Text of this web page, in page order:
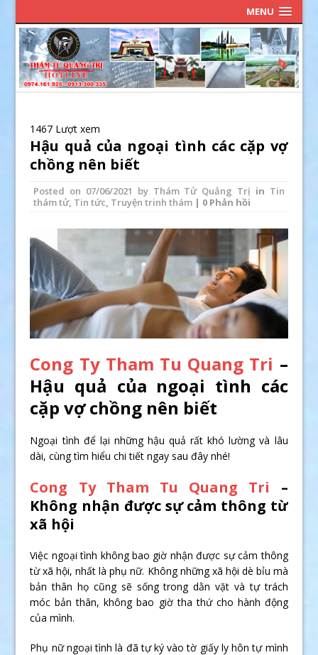
MENU
1467 Lượt xem
Hậu quả của ngoại tình các cặp vợ
chồng nên biết
Posted on 07/06/2021 by Thám Tử Quảng Trị in Tin
thám tử, Tin tức, Truyện trinh thám | 0 Phản hồi
Cong Ty Tham Tu Quang Tri –
Hậu quả của ngoại tình các
cặp vợ chồng nên biết
Ngoại tình để lại những hậu quả rất khó lường và lâu
dài, cùng tìm hiểu chi tiết ngay sau đây nhé!
Cong Ty Tham Tu Quang Tri –
Không nhận được sự cảm thông từ
xã hội
Việc ngoại tình không bao giờ nhận được sự cảm thông
từ xã hội, nhất là phụ nữ. Không những xã hội dè bỉu mà
bản thân họ cũng sẽ sống trong dằn vặt và tự trách
móc bản thân, không bao giờ tha thứ cho hành động
của mình.
Phụ nữ ngoại tình là đã tự ký vào tờ giấy ly hôn tự mình